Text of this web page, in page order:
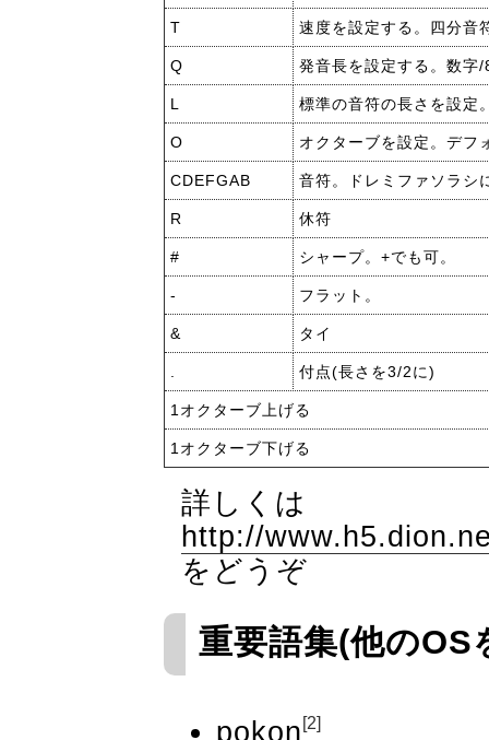
T 速度を設定する。四分音
Q 発音長を設定する。数字
L 標準の音符の長さを設定
O オクターブを設定。デフ
CDEFGAB 音符。ドレミファソラシ
R 休符
# シャープ。+でも可。
- フラット。
& タイ
. 付点(長さを3/2に)
1オクターブ上げる
1オクターブ下げる
詳しくは
http://
をどうぞ
重要語集(他のOS
pokon [2]